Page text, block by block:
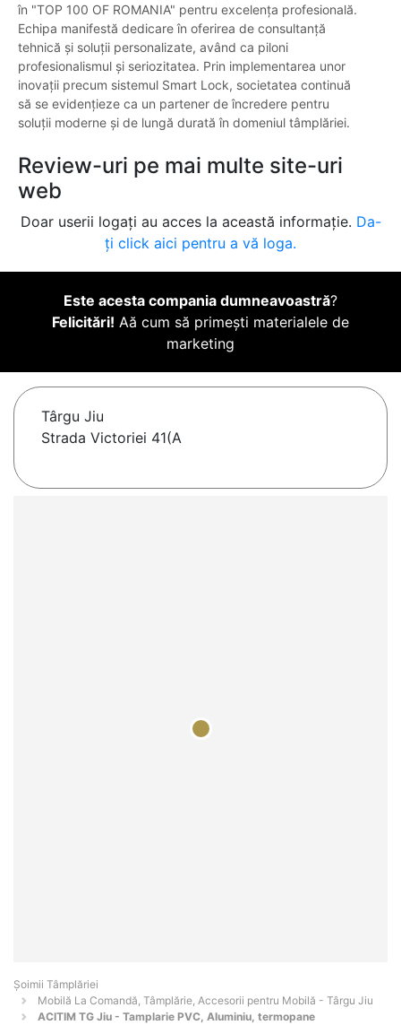
în "TOP 100 OF ROMANIA" pentru excelența profesională.
Echipa manifestă dedicare în oferirea de consultanță
tehnică și soluții personalizate, având ca piloni
profesionalismul și seriozitatea. Prin implementarea unor
inovații precum sistemul Smart Lock, societatea continuă
să se evidențieze ca un partener de încredere pentru
soluții moderne și de lungă durată în domeniul tâmplăriei.
Review-uri pe mai multe site-uri
web
Doar userii logați au acces la această informație. Da-
ți click aici pentru a vă loga.
Este acesta compania dumneavoastră?
Felicitări! Aă cum să primești materialele de
marketing
Târgu Jiu
Strada Victoriei 41(A
Șoimii Tâmplăriei
Mobilă La Comandă, Tâmplărie, Accesorii pentru Mobilă - Târgu Jiu
ACITIM TG Jiu - Tamplarie PVC, Aluminiu, termopane